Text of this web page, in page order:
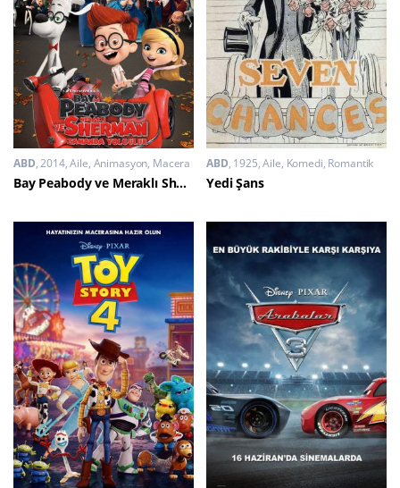
ABD 2014 Aile, Animasyon, Macera
Bay Peabody ve Meraklı Sherman: Zamanda Yolculuk
ABD 1925 Aile, Komedi, Romantik
Yedi Şans